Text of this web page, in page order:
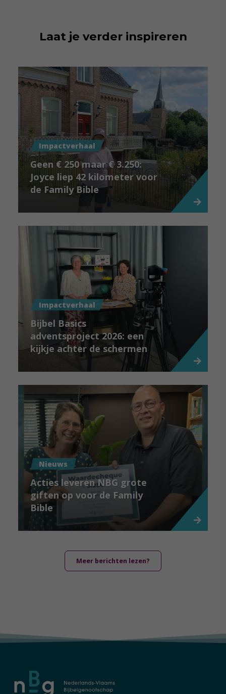
Laat je verder inspireren
Impactverhaal
Geen € 250 maar € 3.250:
Joyce liep 42 kilometer voor
de Family Bible
Impactverhaal
Bijbel Basics
adventsproject 2026: een
kijkje achter de schermen
Nieuws
Acties leveren NBG grote
giften op voor de Family
Bible
Meer berichten lezen?